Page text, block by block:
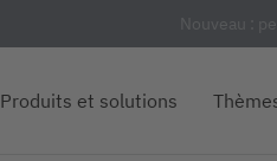
Nouveau :
Produits et solutions